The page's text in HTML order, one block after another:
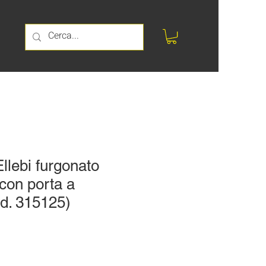
furgonato
porta a
315125)